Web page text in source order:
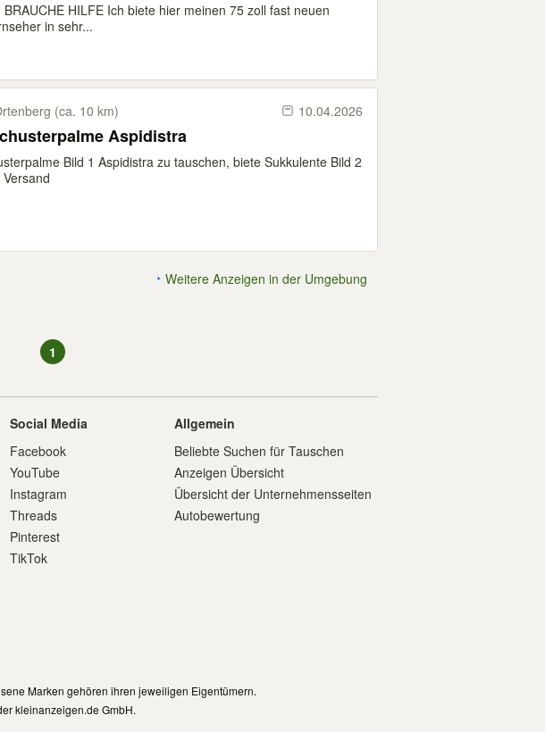
BRAUCHE HILFE Ich biete hier meinen 75 zoll fast neuen
in sehr...
(ca. 10 km) 10.04.2026
Aspidistra
Bild 1 Aspidistra zu tauschen, biete Sukkulente Bild 2
Weitere Anzeigen in der Umgebung
1
Social Media
Facebook
YouTube
Instagram
Threads
Pinterest
TikTok
Allgemein
Beliebte Suchen für Tauschen
Anzeigen Übersicht
Übersicht der Unternehmensseiten
Autobewertung
Marken gehören ihren jeweiligen Eigentümern.
kleinanzeigen.de GmbH.